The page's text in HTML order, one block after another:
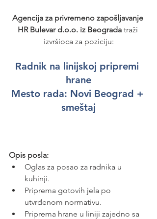
Agencija za privremeno zapošljavanje
HR Bulevar d.o.o. iz Beograda traži
izvršioca za poziciju:
Radnik na linijskoj pripremi
hrane
Mesto rada: Novi Beograd +
smeštaj
Opis posla:
Oglas za posao za radnika u
kuhinji.
Priprema gotovih jela po
utvrđenom normativu.
Priprema hrane u liniji zajedno sa